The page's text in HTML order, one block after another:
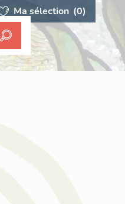
Ma sélection (0)